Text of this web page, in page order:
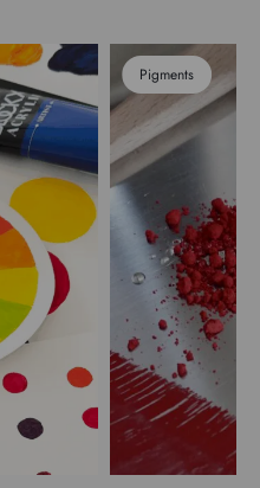
Pigments